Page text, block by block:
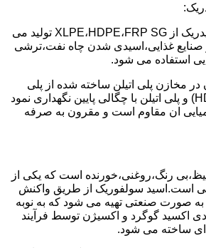
مخازن ذخیره اسید کلریدریک از XLPE،HDPE،FRP SG تولید می
صنایع غذایی،اسیدی شدن چاه نفت،ترشی
استفاده می شود.
در مخازن پلی اتیلن ساخته شده از پلی
اتیلن با چگالی بالا (HDPE) و پلی اتیلن با چگالی پایین نگهداری نمود
ان مقاوم است و مقرون به صرفه
رنگ،روغنی،خورنده است که یکی از
است.اسید سولفوریک از طریق واکنش
به صورت صنعتی تهیه می شود که به نوبه
اکسید گوگرد و اکسیژن توسط فرآیند
ای ساخته می شود.